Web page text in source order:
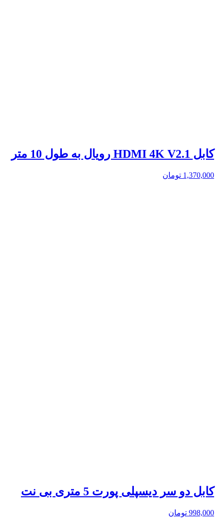
کابل HDMI 4K V2.1 رویال به طول 10 متر
1,370,000 تومان
کابل دو سر دیسپلی پورت 5 متری بی نت
998,000 تومان